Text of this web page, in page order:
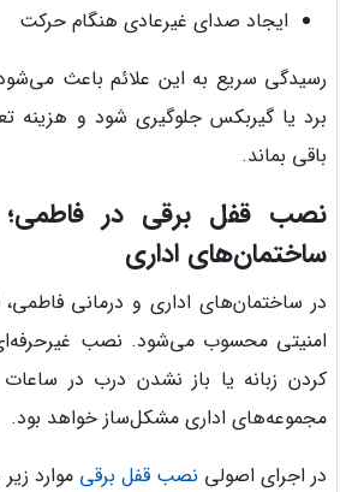
ایجاد صدای غیرعادی هنگام حرکت
رسیدگی سریع به این علائم باعث
برد یا گیربکس جلوگیری شود و هزینه
باقی بماند.
نصب قفل برقی در فاطمی؛
ساختمان‌های اداری
در ساختمان‌های اداری و درمانی فاطمی،
امنیتی محسوب می‌شود. نصب
کردن زبانه یا باز نشدن درب در
مجموعه‌های اداری مشکل‌ساز خواهد بود.
در اجرای اصولی نصب قفل برقی موارد